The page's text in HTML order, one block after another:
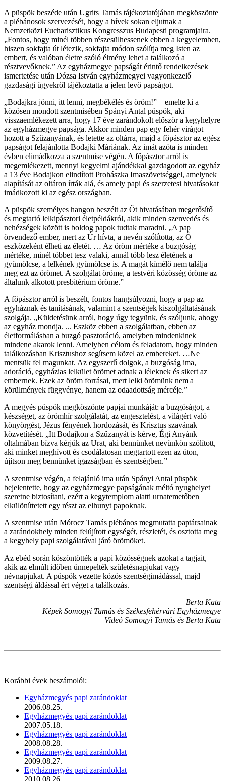
A püspök beszéde után Ugrits Tamás tájékoztatójában megköszönte
a plébánosok szervezését, hogy a hívek sokan eljutnak a
Nemzetközi Eucharisztikus Kongresszus Budapesti programjaira.
„Fontos, hogy minél többen részesülhessenek ebben a kegyelemben,
hiszen sokfajta út létezik, sokfajta módon szólítja meg Isten az
embert, és valóban életre szóló élmény lehet a találkozó a
résztvevőknek.” Az egyházmegye papságát érintő rendelkezések
ismertetése után Dózsa István egyházmegyei vagyonkezelő
gazdasági ügyekről tájékoztatta a jelen levő papságot.
„Bodajkra jönni, itt lenni, megbékélés és öröm!” – emelte ki a
közösen mondott szentmisében Spányi Antal püspök, aki
visszaemlékezett arra, hogy 17 éve zarándokolt először a kegyhelyre
az egyházmegye papsága. Akkor minden pap egy fehér virágot
hozott a Szűzanyának, és letette az oltárra, majd a főpásztor az egész
papságot felajánlotta Bodajki Máriának. Az imát azóta is minden
évben elimádkozza a szentmise végén. A főpásztor arról is
megemlékezett, mennyi kegyelmi ajándékkal gazdagodott az egyház
a 13 éve Bodajkon elindított Prohászka Imaszövetséggel, amelynek
alapítását az oltáron írták alá, és amely papi és szerzetesi hivatásokat
imádkozott ki az egész országban.
A püspök személyes hangon beszélt az Őt hivatásában megerősítő
és megtartó lelkipásztori életpéldákról, akik minden szenvedés és
nehézségek között is boldog papok tudtak maradni. „A pap
örvendező ember, mert az Úr hívta, a nevén szólította, az Ő
eszközeként élheti az életét. … Az öröm mértéke a buzgóság
mértéke, minél többet tesz valaki, annál több lesz életének a
gyümölcse, a lelkének gyümölcse is. A magát kímélő nem találja
meg ezt az örömet. A szolgálat öröme, a testvéri közösség öröme az
általunk alkotott presbitérium öröme.”
A főpásztor arról is beszélt, fontos hangsúlyozni, hogy a pap az
egyháznak és tanításának, valamint a szentségek kiszolgáltatásának
szolgája. „Küldetésünk arról, hogy úgy tegyünk, és szóljunk, ahogy
az egyház mondja. ... Eszköz ebben a szolgálatban, ebben az
életformálásban a buzgó pasztoráció, amelyben mindenkinek
mindene akarok lenni. Amelyben célom és feladatom, hogy minden
találkozásban Krisztushoz segítsem közel az embereket. …Ne
mentsük fel magunkat. Az egyszerű dolgok, a buzgóság ima,
adoráció, egyházias lelkület örömet adnak a léleknek és sikert az
embernek. Ezek az öröm forrásai, mert lelki örömünk nem a
körülmények függvénye, hanem az odaadottság mércéje.”
A megyés püspök megköszönte papjai munkáját: a buzgóságot, a
készséget, az örömhír szolgálatát, az engesztelést, a világért való
könyörgést, Jézus fényének hordozását, és Krisztus szavának
közvetítését. „Itt Bodajkon a Szűzanyát is kérve, Égi Anyánk
oltalmában bízva kérjük az Urat, aki bennünket nevünkön szólított,
aki minket meghívott és csodálatosan megtartott ezen az úton,
újítson meg bennünket igazságban és szentségben.”
A szentmise végén, a felajánló ima után Spányi Antal püspök
bejelentette, hogy az egyházmegye papságának méltó nyughelyet
szeretne biztosítani, ezért a kegytemplom alatti urnatemetőben
elkülöníttetett egy részt az elhunyt papoknak.
A szentmise után Mórocz Tamás plébános megmutatta paptársainak
a zarándokhely minden felújított egységét, részletét, és osztotta meg
a kegyhely papi szolgálatával járó örömöket.
Az ebéd során köszöntötték a papi közösségnek azokat a tagjait,
akik az elmúlt időben ünnepelték születésnapjukat vagy
névnapjukat. A püspök vezette közös szentségimádással, majd
szentségi áldással ért véget a találkozás.
Berta Kata
Képek Somogyi Tamás és Székesfehérvári Egyházmegye
Videó Somogyi Tamás és Berta Kata
Korábbi évek beszámolói:
Egyházmegyés papi zarándoklat
2006.08.25.
Egyházmegyés papi zarándoklat
2007.05.18.
Egyházmegyés papi zarándoklat
2008.08.28.
Egyházmegyés papi zarándoklat
2009.08.27.
Egyházmegyés papi zarándoklat
2010.08.26.